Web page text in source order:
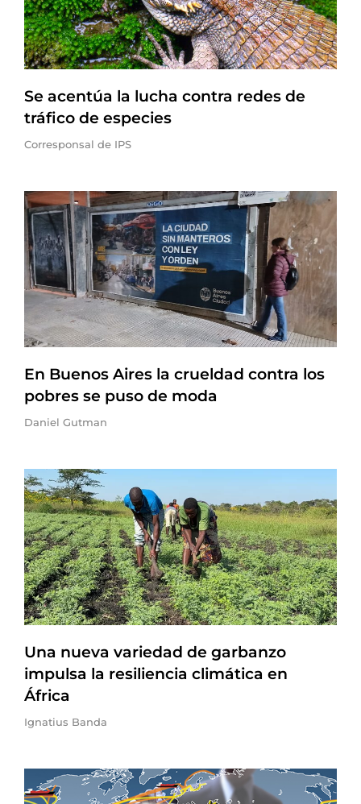
Se acentúa la lucha contra redes de
tráfico de especies
Corresponsal de IPS
En Buenos Aires la crueldad contra los
pobres se puso de moda
Daniel Gutman
Una nueva variedad de garbanzo
impulsa la resiliencia climática en
África
Ignatius Banda